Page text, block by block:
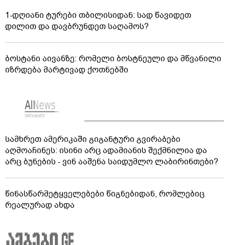
1-დღიანი ტურები თბილისიდან: სად წავიდეთ
დილით და დავბრუნდეთ საღამოს?
ბოსტანი აივანზე: რომელი ბოსტნეული და მწვანილი
იზრდება მარტივად ქოთნებში
სამხრეთ ამერიკაში გიგანტური გვირაბები
აღმოაჩინეს: ისინი არც ადამიანის შექმნილია და
არც ბუნების - ვინ ააშენა საიდუმლო ლაბირინთები?
წინასწარმეტყველებები წიგნებიდან, რომლებიც
რეალურად ახდა